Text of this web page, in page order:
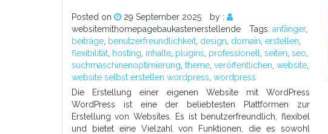
Posted on 29 September 2025
by :
websitemithomepagebaukastenerstellende
Tags: anfänger,
beiträge benutzerfreundlichkeit design domain erstellen
flexibilität hosting inhalte plugins professionell seiten seo
suchmaschinenoptimierung theme veröffentlichen website
website selbst erstellen wordpress wordpress
Die Erstellung einer eigenen Website mit WordPress
WordPress ist eine der beliebtesten Plattformen zur
Erstellung von Websites. Es ist benutzerfreundlich, flexibel
und bietet eine Vielzahl von Funktionen, die es sowohl